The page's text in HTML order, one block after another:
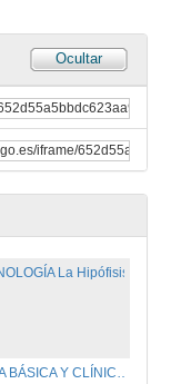
Ocultar
ENDOCRINOLOGÍA BÁSICA Y CLÍNICA: Sistema Endocrino conceptos generales II.(Regulación Hormonal)
NUTRICIÓN HUMANA Estructura general del sistema digestivo (II)
La Hipófisis